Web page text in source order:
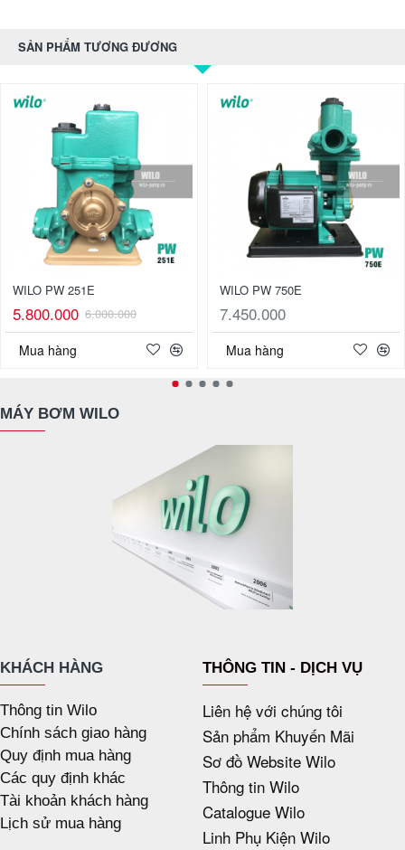
SẢN PHẨM TƯƠNG ĐƯƠNG
WILO PW 251E
5.800.000 6.000.000
Mua hàng
WILO PW 750E
7.450.000
Mua hàng
MÁY BƠM WILO
KHÁCH HÀNG
Thông tin Wilo
Chính sách giao hàng
Quy định mua hàng
Các quy định khác
Tài khoản khách hàng
Lịch sử mua hàng
THÔNG TIN - DỊCH VỤ
Liên hệ với chúng tôi
Sản phẩm Khuyến Mãi
Sơ đồ Website Wilo
Thông tin Wilo
Catalogue Wilo
Linh Phụ Kiện Wilo